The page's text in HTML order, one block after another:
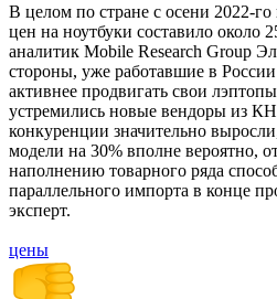
В целом по стране с осени 2022-
цен на ноутбуки составило около
аналитик Mobile Research Group
стороны, уже работавшие в
активнее продвигать свои
устремились новые вендоры из
конкуренции значительно
модели на 30% вполне вероятно,
наполнению товарного ряда
параллельного импорта в конце
эксперт.
цены